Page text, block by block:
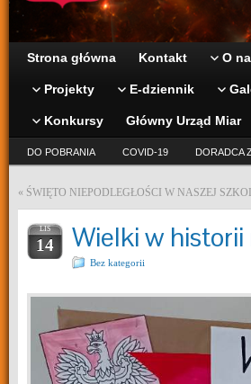
Strona główna Kontakt O
Projekty E-dziennik
Konkursy Główny Urząd Miar
DO POBRANIA COVID-19 DORADCA
« ŚWIĘTO NIEPODLEGŁOŚCI W NASZEJ
LIS
14 Wielki w
Bez kategorii